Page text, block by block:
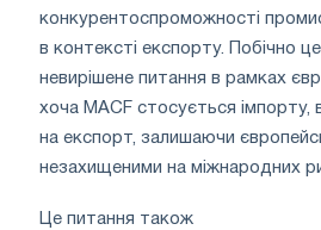
конкурентоспроможності
в контексті експорту. Побічно
невирішене питання в рамках
хоча MACF стосується імпорту,
на експорт, залишаючи
незахищеними на міжнародних
Це питання також